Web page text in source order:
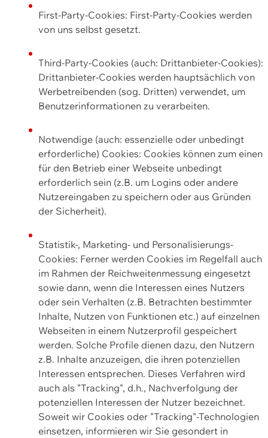
First-Party-Cookies: First-Party-Cookies werden
von uns selbst gesetzt.
Third-Party-Cookies (auch: Drittanbieter-Cookies):
Drittanbieter-Cookies werden hauptsächlich von
Werbetreibenden (sog. Dritten) verwendet, um
Benutzerinformationen zu verarbeiten.
Notwendige (auch: essenzielle oder unbedingt
erforderliche) Cookies: Cookies können zum einen
für den Betrieb einer Webseite unbedingt
erforderlich sein (z.B. um Logins oder andere
Nutzereingaben zu speichern oder aus Gründen
der Sicherheit).
Statistik-, Marketing- und Personalisierungs-
Cookies: Ferner werden Cookies im Regelfall auch
im Rahmen der Reichweitenmessung eingesetzt
sowie dann, wenn die Interessen eines Nutzers
oder sein Verhalten (z.B. Betrachten bestimmter
Inhalte, Nutzen von Funktionen etc.) auf einzelnen
Webseiten in einem Nutzerprofil gespeichert
werden. Solche Profile dienen dazu, den Nutzern
z.B. Inhalte anzuzeigen, die ihren potenziellen
Interessen entsprechen. Dieses Verfahren wird
auch als "Tracking", d.h., Nachverfolgung der
potenziellen Interessen der Nutzer bezeichnet.
Soweit wir Cookies oder "Tracking"-Technologien
einsetzen, informieren wir Sie gesondert in